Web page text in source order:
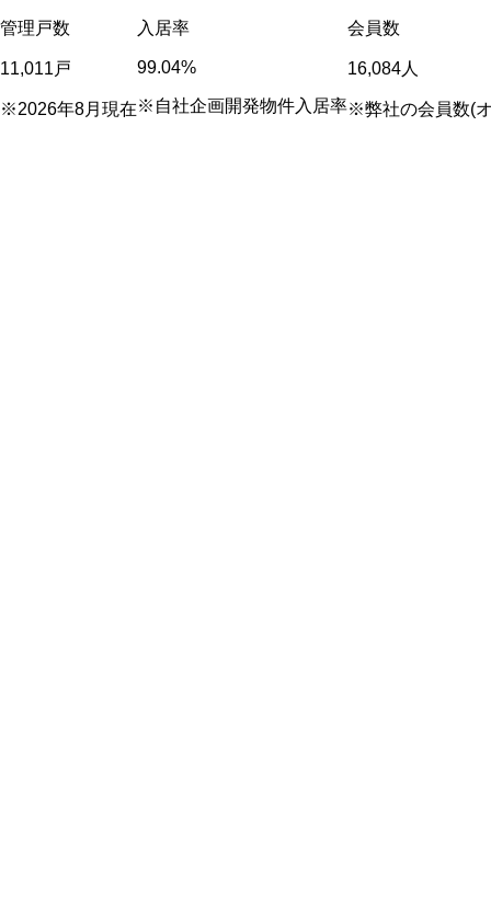
管理戸数
11,011 戸
※2026年8月現在
入居率
99.04%
※自社企画開発物件入居率
会員数
16,084人
※弊社の会員数(